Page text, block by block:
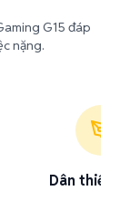
G15 đáp
nặng.
Dân thiết